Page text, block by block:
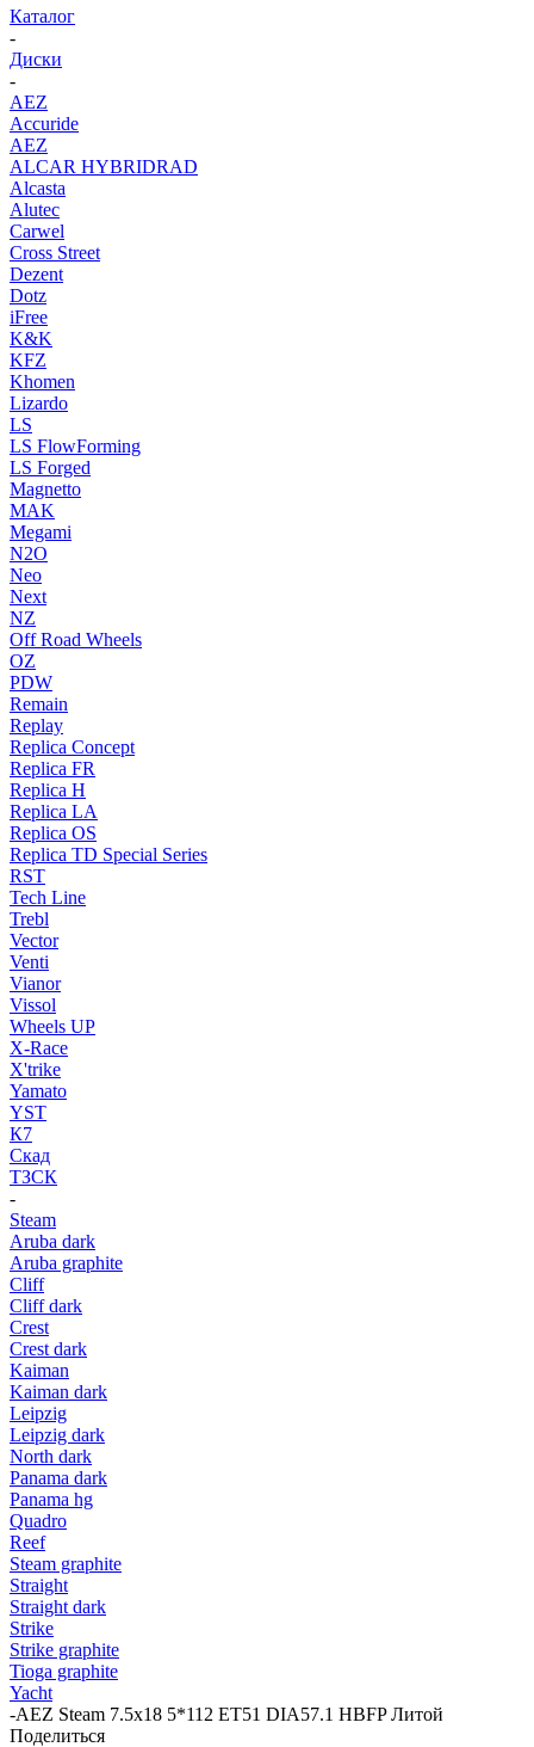
Каталог
-
Диски
-
AEZ
Accuride
AEZ
ALCAR HYBRIDRAD
Alcasta
Alutec
Carwel
Cross Street
Dezent
Dotz
iFree
K&K
KFZ
Khomen
Lizardo
LS
LS FlowForming
LS Forged
Magnetto
MAK
Megami
N2O
Neo
Next
NZ
Off Road Wheels
OZ
PDW
Remain
Replay
Replica Concept
Replica FR
Replica H
Replica LA
Replica OS
Replica TD Special Series
RST
Tech Line
Trebl
Vector
Venti
Vianor
Vissol
Wheels UP
X-Race
X'trike
Yamato
YST
К7
Скад
ТЗСК
-
Steam
Aruba dark
Aruba graphite
Cliff
Cliff dark
Crest
Crest dark
Kaiman
Kaiman dark
Leipzig
Leipzig dark
North dark
Panama dark
Panama hg
Quadro
Reef
Steam graphite
Straight
Straight dark
Strike
Strike graphite
Tioga graphite
Yacht
-AEZ Steam 7.5x18 5*112 ET51 DIA57.1 HBFP Литой
Поделиться